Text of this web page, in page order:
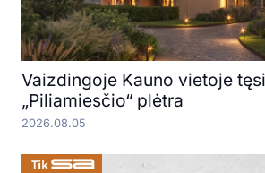
Vaizdingoje Kauno vietoje
„Piliamiesčio“ plėtra
2026.08.05